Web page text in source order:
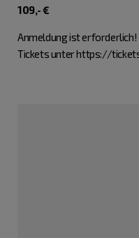
109,- €
Anmeldung ist erforderlich!
Tickets unter https://